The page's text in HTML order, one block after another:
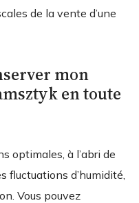
de la vente d’une
mon
en toute
optimales, à l’abri de
fluctuations d’humidité,
Vous pouvez